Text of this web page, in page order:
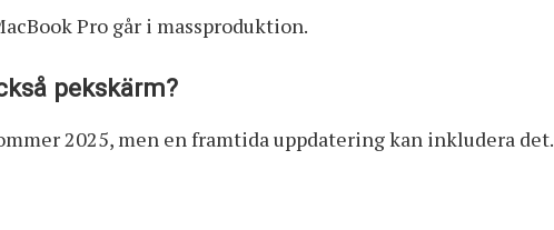
Pro går i massproduktion.
pekskärm?
2025, men en framtida uppdatering kan inkludera det.